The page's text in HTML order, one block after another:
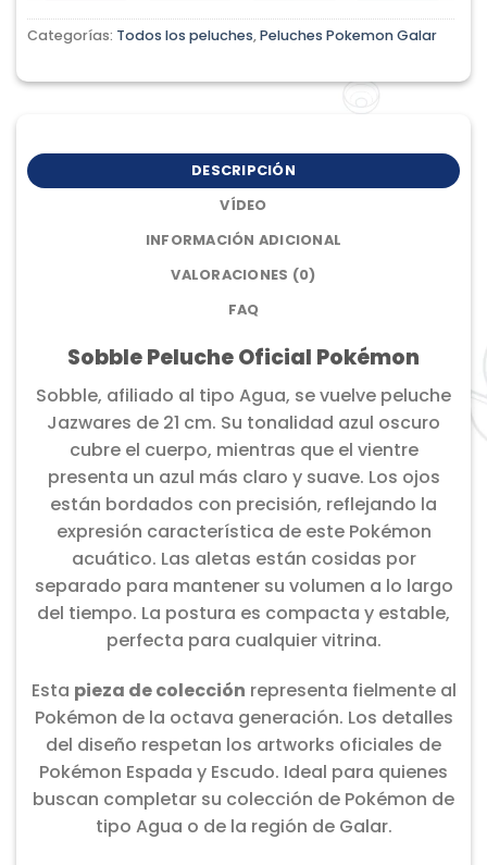
Categorías: Todos los peluches,Peluches Pokemon Galar
DESCRIPCIÓN
VÍDEO
INFORMACIÓN ADICIONAL
VALORACIONES (0)
FAQ
Sobble Peluche Oficial Pokémon
Sobble, afiliado al tipo Agua, se vuelve peluche
Jazwares de 21 cm. Su tonalidad azul oscuro
cubre el cuerpo, mientras que el vientre
presenta un azul más claro y suave. Los ojos
están bordados con precisión, reflejando la
expresión característica de este Pokémon
acuático. Las aletas están cosidas por
separado para mantener su volumen a lo largo
del tiempo. La postura es compacta y estable,
perfecta para cualquier vitrina.
Esta pieza de colección representa fielmente al
Pokémon de la octava generación. Los detalles
del diseño respetan los artworks oficiales de
Pokémon Espada y Escudo. Ideal para quienes
buscan completar su colección de Pokémon de
tipo Agua o de la región de Galar.